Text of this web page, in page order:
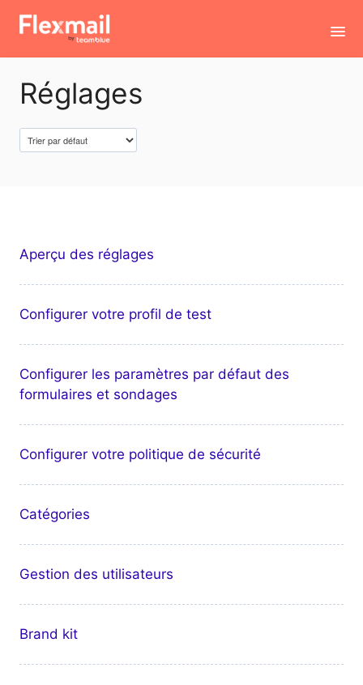
Réglages
Aperçu des réglages
Configurer votre profil de test
Configurer les paramètres par défaut des
formulaires et sondages
Configurer votre politique de sécurité
Catégories
Gestion des utilisateurs
Brand kit